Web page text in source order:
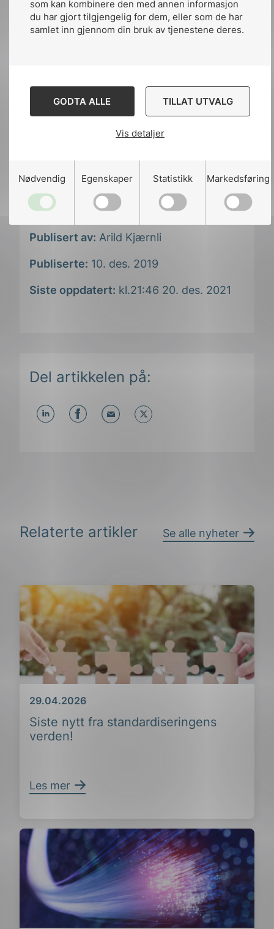
som kan kombinere den med annen informasjon
du har gjort tilgjengelig for dem, eller som de har
samlet inn gjennom din bruk av tjenestene deres.
GODTA ALLE TILLAT UTVALG
Vis detaljer
Nødvendig Egenskaper Statistikk Markedsføring
løsningen.
Publisert av: Arild Kjærnli
Publiserte: 10. des. 2019
Siste oppdatert: kl.21:46 20. des. 2021
Del artikkelen på:
Relaterte artikler Se alle nyheter
Siste nytt fra standardiseringens
verden!
Dato
29.04.2026
Les mer